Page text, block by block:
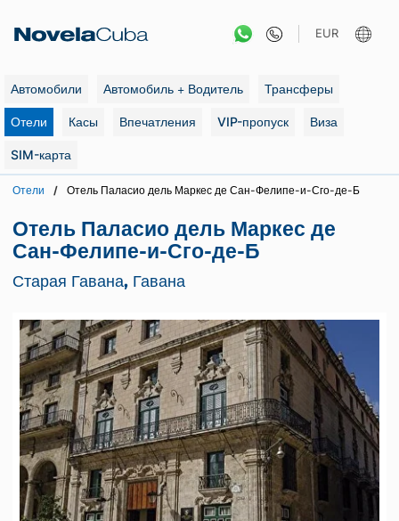
EUR
Автомобили Автомобиль + Водитель Трансферы
Отели Касы Впечатления VIP-пропуск Виза
SIM-карта
Отели Отель Паласио дель Маркес де Сан-Фелипе-и-Сго-де-Б
Отель Паласио дель Маркес де
Сан-Фелипе-и-Сго-де-Б
Старая Гавана, Гавана